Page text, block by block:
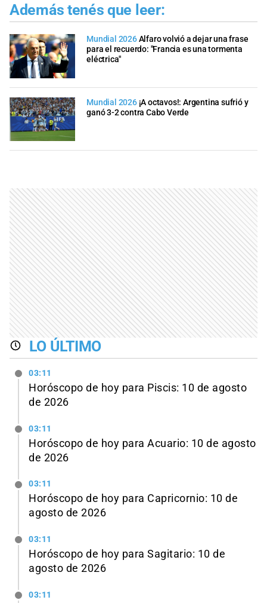
Además tenés que leer:
Mundial 2026Alfaro volvió a dejar una frase
para el recuerdo: "Francia es una tormenta
eléctrica"
Mundial 2026 ¡A octavos!: Argentina sufrió y
ganó 3-2 contra Cabo Verde
LO ÚLTIMO
03:11
Horóscopo de hoy para Piscis: 10 de agosto
de 2026
03:11
Horóscopo de hoy para Acuario: 10 de agosto
de 2026
03:11
Horóscopo de hoy para Capricornio: 10 de
agosto de 2026
03:11
Horóscopo de hoy para Sagitario: 10 de
agosto de 2026
03:11